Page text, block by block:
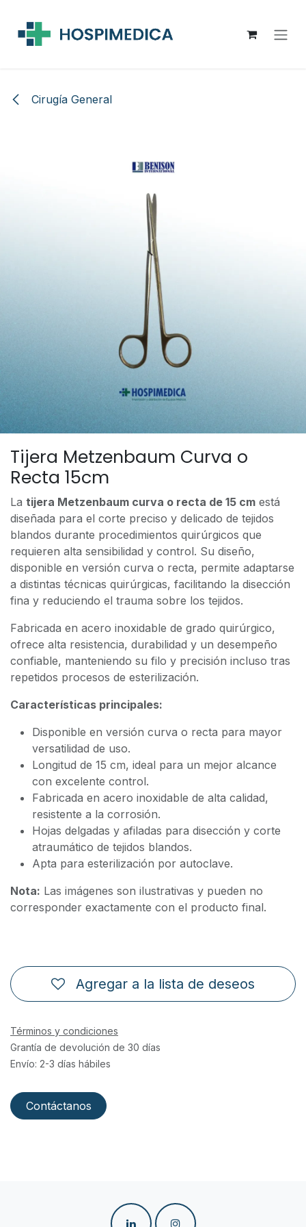
Cirugía General
Tijera Metzenbaum Curva o
Recta 15cm
La tijera Metzenbaum curva o recta de 15 cm está
diseñada para el corte preciso y delicado de tejidos
blandos durante procedimientos quirúrgicos que
requieren alta sensibilidad y control. Su diseño,
disponible en versión curva o recta, permite adaptarse
a distintas técnicas quirúrgicas, facilitando la disección
fina y reduciendo el trauma sobre los tejidos.
Fabricada en acero inoxidable de grado quirúrgico,
ofrece alta resistencia, durabilidad y un desempeño
confiable, manteniendo su filo y precisión incluso tras
repetidos procesos de esterilización.
Características principales:
Disponible en versión curva o recta para mayor
versatilidad de uso.
Longitud de 15 cm, ideal para un mejor alcance
con excelente control.
Fabricada en acero inoxidable de alta calidad,
resistente a la corrosión.
Hojas delgadas y afiladas para disección y corte
atraumático de tejidos blandos.
Apta para esterilización por autoclave.
Nota: Las imágenes son ilustrativas y pueden no
corresponder exactamente con el producto final.
Agregar a la lista de deseos
Términos y condiciones
Grantía de devolución de 30 días
Envío: 2-3 días hábiles
Contáctanos